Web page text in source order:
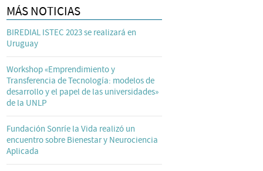
MÁS NOTICIAS
BIREDIAL ISTEC 2023 se realizará en
Uruguay
Workshop «Emprendimiento y
Transferencia de Tecnología: modelos de
desarrollo y el papel de las universidades»
de la UNLP
Fundación Sonríe la Vida realizó un
encuentro sobre Bienestar y Neurociencia
Aplicada